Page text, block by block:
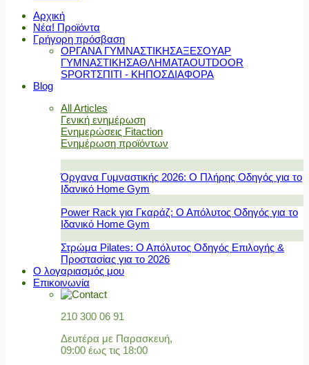
Αρχική
Νέα! Προϊόντα
Γρήγορη πρόσβαση
ΟΡΓΑΝΑ ΓΥΜΝΑΣΤΙΚΗΣΑΞΕΣΟΥΑΡ
ΓΥΜΝΑΣΤΙΚΗΣΑΘΛΗΜΑΤΑOUTDOOR
SPORTΣΠΙΤΙ - ΚΗΠΟΣΔΙΑΦΟΡΑ
Blog
All Articles
Γενική ενημέρωση
Ενημερώσεις Fitaction
Ενημέρωση προϊόντων
Όργανα Γυμναστικής 2026: Ο Πλήρης Οδηγός για το
Ιδανικό Home Gym
Power Rack για Γκαράζ: Ο Απόλυτος Οδηγός για το
Ιδανικό Home Gym
Στρώμα Pilates: Ο Απόλυτος Οδηγός Επιλογής &
Προστασίας για το 2026
Ο λογαριασμός μου
Επικοινωνία
210 300 06 91
Δευτέρα με Παρασκευή,
09:00 έως τις 18:00